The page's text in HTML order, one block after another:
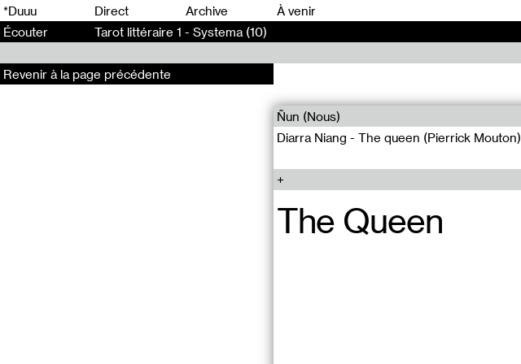
*Duuu Direct Archive À venir
Écouter
Tarot littéraire 1 - Systema (10)
Ñun (Nous)
Diarra Niang - The queen (Pierrick Mouton)
The Queen
Revenir à la page précédente
00